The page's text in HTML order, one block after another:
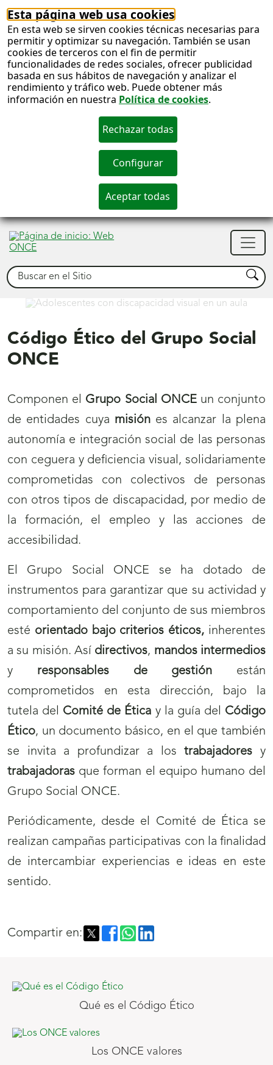
Esta página web usa cookies
En esta web se sirven cookies técnicas necesarias para
permitir y optimizar su navegación. También se usan
cookies de terceros con el fin de permitir
funcionalidades de redes sociales, ofrecer publicidad
basada en sus hábitos de navegación y analizar el
rendimiento y tráfico web. Puede obtener más
información en nuestra Política de cookies.
Buscar Buscar
Comprometidos
Código Ético del Grupo Social
ONCE
Componen el Grupo Social ONCEun conjunto
de entidades cuya misiónes alcanzar la plena
autonomía e integración social de las personas
con ceguera y deficiencia visual, solidariamente
comprometidas con colectivos de personas
con otros tipos de discapacidad, por medio de
la formación, el empleo y las acciones de
accesibilidad.
El Grupo Social ONCE se ha dotado de
instrumentos para garantizar que su actividad y
comportamiento del conjunto de sus miembros
esté orientado bajo criterios éticos, inherentes
a su misión. Así directivos, mandos intermedios
y responsables de gestión están
comprometidos en esta dirección, bajo la
tutela del Comité de Ética y la guía del Código
Ético, un documento básico, en el que también
se invita a profundizar a lostrabajadores y
trabajadoras que forman el equipo humano del
Grupo Social ONCE.
Periódicamente, desde el Comité de Ética se
realizan campañas participativas con la finalidad
de intercambiar experiencias e ideas en este
sentido.
Compartir en:
Qué es el Código Ético
Los ONCE valores